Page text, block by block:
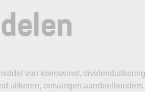
van koerswinst,
uitkeren, ontvangen aandeelhouders